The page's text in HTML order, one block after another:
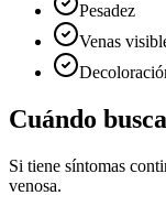
Pesadez
Venas
Cuándo
Si tiene síntomas
venosa.